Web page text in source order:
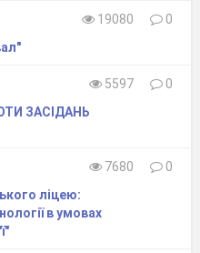
19080
0
5597
0
ЗАСІДАНЬ
7680
0
ліцею:
в умовах